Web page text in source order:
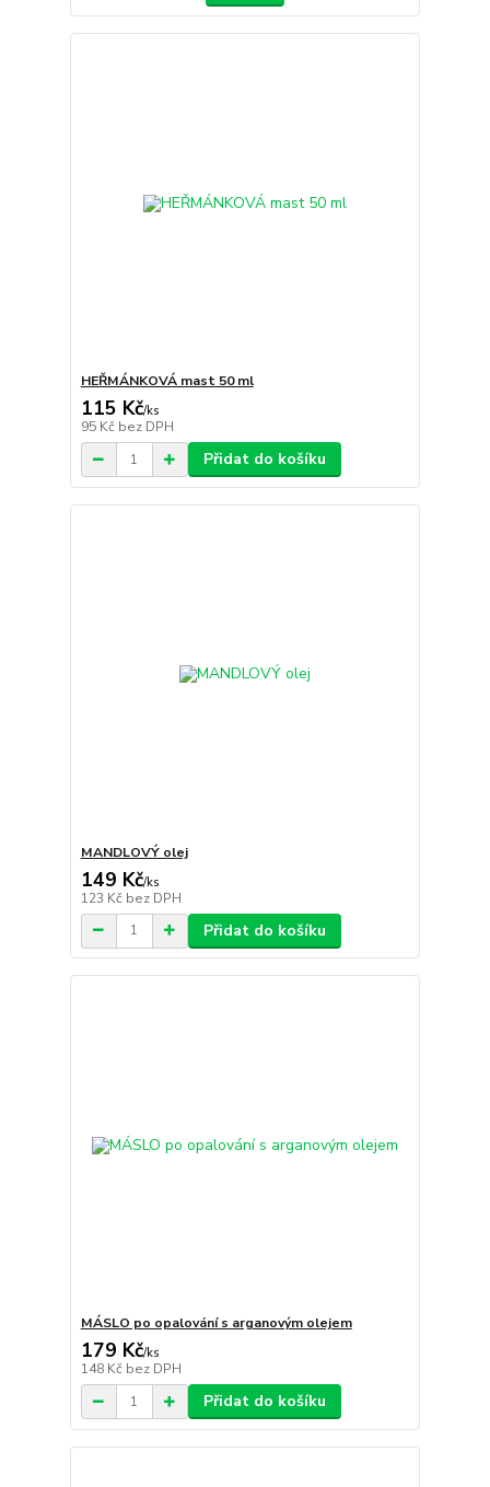
HEŘMÁNKOVÁ mast 50 ml
115 Kč/ks
95 Kč bez DPH
Přidat do košíku
MANDLOVÝ olej
149 Kč/ks
123 Kč bez DPH
Přidat do košíku
MÁSLO po opalování s arganovým olejem
179 Kč/ks
148 Kč bez DPH
Přidat do košíku